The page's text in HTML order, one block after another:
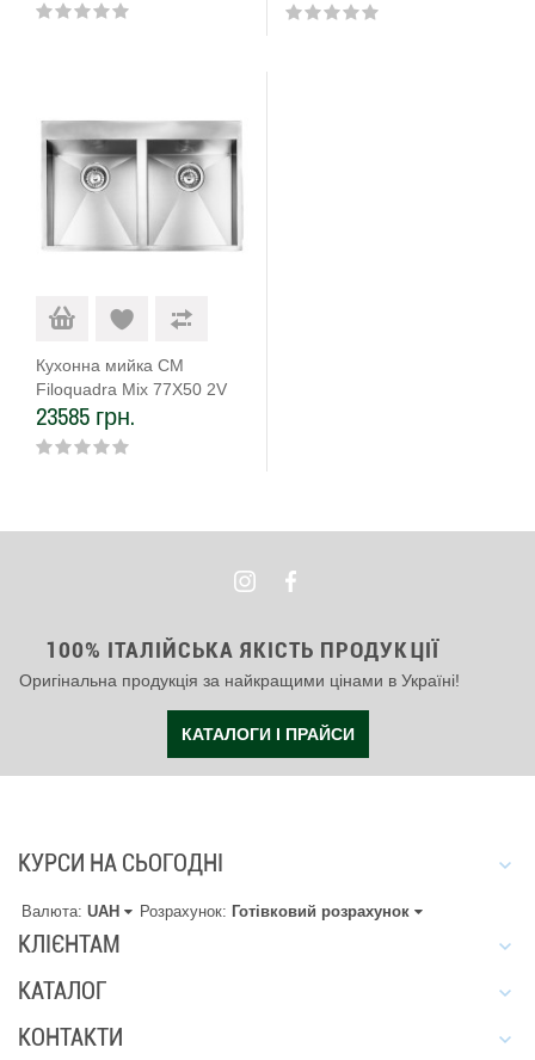
Кухонна мийка CM
Filoquadra Mix 77Х50 2V
12939
23585 грн.
100% ІТАЛІЙСЬКА ЯКІСТЬ ПРОДУКЦІЇ
Оригінальна продукція за найкращими цінами в Україні!
КАТАЛОГИ І ПРАЙСИ
КУРСИ НА СЬОГОДНІ
Валюта: UAH Розрахунок: Готівковий розрахунок
КЛІЄНТАМ
КАТАЛОГ
КОНТАКТИ